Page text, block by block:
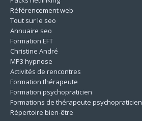
Référencement web
Tout sur le seo
Annuaire seo
Formation EFT
Christine André
MP3 hypnose
Activités de rencontres
Formation thérapeute
Formation psychopraticien
Formations de thérapeute psychopraticien
Répertoire bien-être